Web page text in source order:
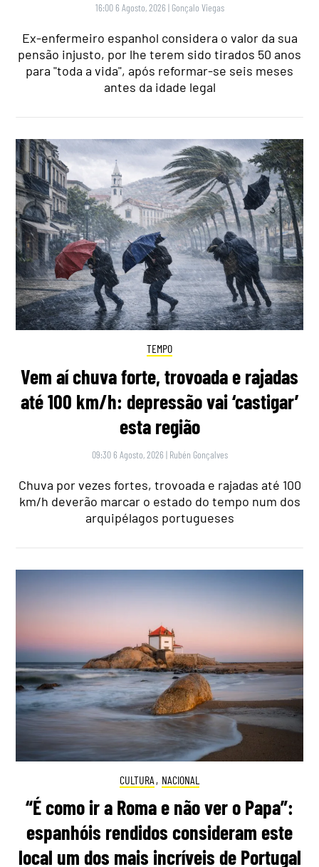
16:00 6 Agosto, 2026 | Gonçalo Viegas
Ex-enfermeiro espanhol considera o valor da sua
pensão injusto, por lhe terem sido tirados 50 anos
para "toda a vida", após reformar-se seis meses
antes da idade legal
TEMPO
Vem aí chuva forte, trovoada e rajadas
até 100 km/h: depressão vai ‘castigar’
esta região
09:30 6 Agosto, 2026 | Rubén Gonçalves
Chuva por vezes fortes, trovoada e rajadas até 100
km/h deverão marcar o estado do tempo num dos
arquipélagos portugueses
CULTURA , NACIONAL
“É como ir a Roma e não ver o Papa”:
espanhóis rendidos consideram este
local um dos mais incríveis de Portugal